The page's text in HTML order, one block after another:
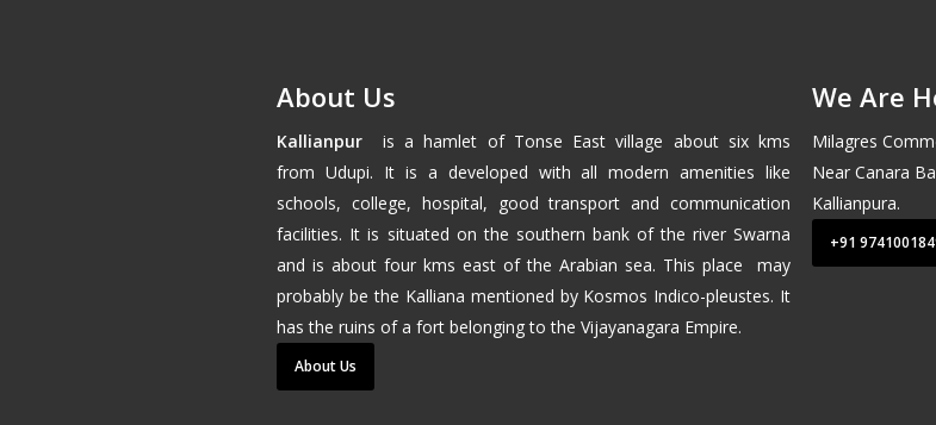
About Us
Kallianpur is a hamlet of Tonse East village about six kms
fromUdupi. It is a developed with all modern amenities like
schools, college, hospital, good transport and communication
facilities. It is situated on the southern bank of the river Swarna
and is about four kms east of theArabian sea. This place may
probably be the Kalliana mentioned by Kosmos Indico-pleustes. It
has the ruins of a fort belonging to theVijayanagara Empire.
About Us
We Are
Milagres
Near Canara
Kallianpura.
+91